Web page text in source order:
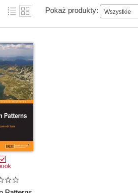
Pokaż produkty: Wszystkie